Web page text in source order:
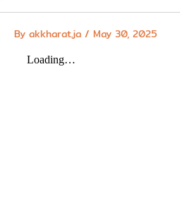
By akkharat.ja / May 30, 2025